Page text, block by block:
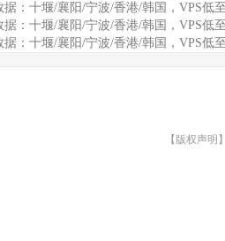
据：十堰/襄阳/宁波/香港/韩国，VPS低
据：十堰/襄阳/宁波/香港/韩国，VPS低
据：十堰/襄阳/宁波/香港/韩国，VPS低
【版权声